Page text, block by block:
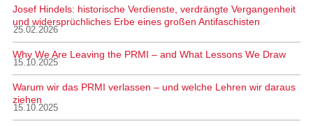
Josef Hindels: historische Verdienste, verdrängte Vergangenheit
und widersprüchliches Erbe eines großen Antifaschisten
25.02.2026
Why We Are Leaving the PRMI – and What Lessons We Draw
15.10.2025
Warum wir das PRMI verlassen – und welche Lehren wir daraus
ziehen
15.10.2025